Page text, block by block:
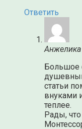
Ответить
Анжелика
Большое
статьи
внуками
теплее.
Рады,